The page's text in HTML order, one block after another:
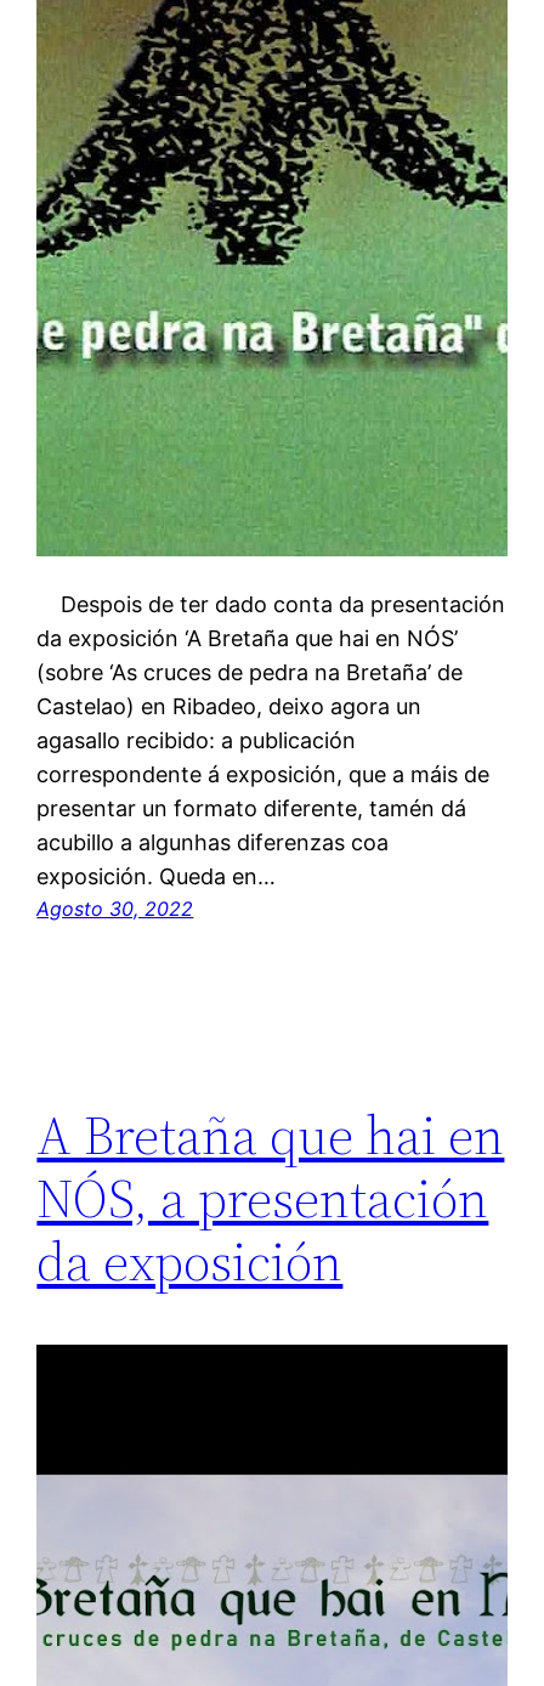
Despois de ter dado conta da presentación
da exposición ‘A Bretaña que hai en NÓS’
(sobre ‘As cruces de pedra na Bretaña’ de
Castelao) en Ribadeo, deixo agora un
agasallo recibido: a publicación
correspondente á exposición, que a máis de
presentar un formato diferente, tamén dá
acubillo a algunhas diferenzas coa
exposición. Queda en…
Agosto 30, 2022
A Bretaña que hai en
NÓS, a presentación
da exposición